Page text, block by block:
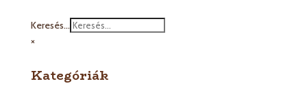
Keresés...
×
Kategóriák